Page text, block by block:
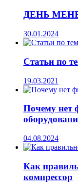
ДЕНЬ
30.01.2024
Статьи по
19.03.2021
Почему нет
04.08.2024
Как
компрессор